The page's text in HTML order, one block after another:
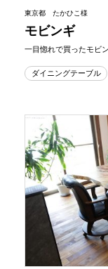
東京都 たかひこ様
モビンギ
一目惚れで買ったモビ
ダイニングテーブル